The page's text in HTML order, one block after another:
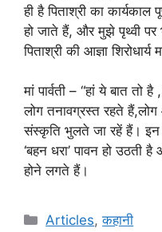
ही है पिताश्री का कार्यकाल
हो जाते हैं, और मुझे पृथ्वी पर
पिताश्री की आज्ञा शिरोधार्य
मां पार्वती – “हां ये बात
लोग तनावग्रस्त रहते
संस्कृति भुलते जा रहें हैं। इन
‘बहन धरा’ पावन हो उठती
होने लगते हैं।
Categories
Articles,कहानी